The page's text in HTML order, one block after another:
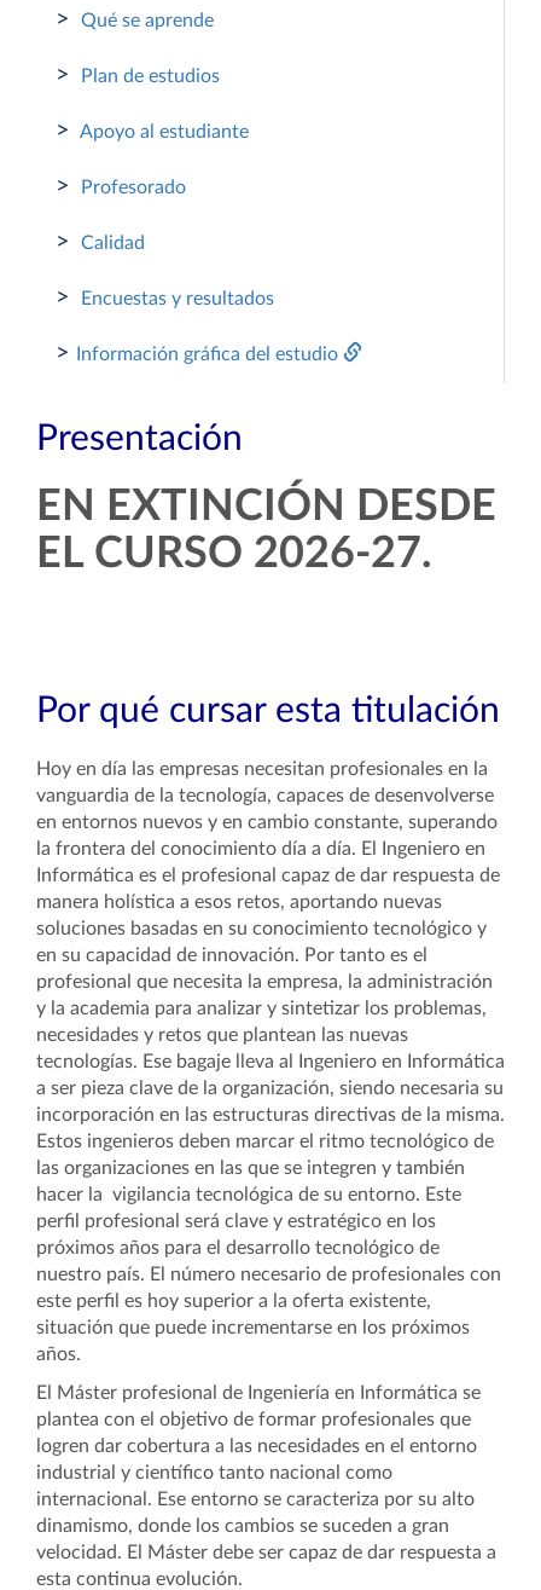
> Qué se aprende
> Plan de estudios
> Apoyo al estudiante
> Profesorado
> Calidad
> Encuestas y resultados
> Información gráfica del estudio
Presentación
EN EXTINCIÓN DESDE
EL CURSO 2026-27.
Por qué cursar esta titulación
Hoy en día las empresas necesitan profesionales en la
vanguardia de la tecnología, capaces de desenvolverse
en entornos nuevos y en cambio constante, superando
la frontera del conocimiento día a día. El Ingeniero en
Informática es el profesional capaz de dar respuesta de
manera holística a esos retos, aportando nuevas
soluciones basadas en su conocimiento tecnológico y
en su capacidad de innovación. Por tanto es el
profesional que necesita la empresa, la administración
y la academia para analizar y sintetizar los problemas,
necesidades y retos que plantean las nuevas
tecnologías. Ese bagaje lleva al Ingeniero en Informática
a ser pieza clave de la organización, siendo necesaria su
incorporación en las estructuras directivas de la misma.
Estos ingenieros deben marcar el ritmo tecnológico de
las organizaciones en las que se integren y también
hacer la vigilancia tecnológica de su entorno. Este
perfil profesional será clave y estratégico en los
próximos años para el desarrollo tecnológico de
nuestro país. El número necesario de profesionales con
este perfil es hoy superior a la oferta existente,
situación que puede incrementarse en los próximos
años.
El Máster profesional de Ingeniería en Informática se
plantea con el objetivo de formar profesionales que
logren dar cobertura a las necesidades en el entorno
industrial y científico tanto nacional como
internacional. Ese entorno se caracteriza por su alto
dinamismo, donde los cambios se suceden a gran
velocidad. El Máster debe ser capaz de dar respuesta a
esta continua evolución.